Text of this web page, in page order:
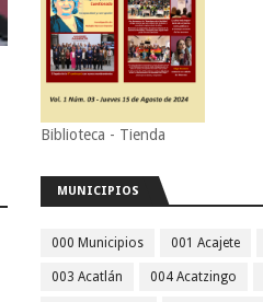
Biblioteca - Tienda
MUNICIPIOS
000 Municipios 001 Acajete
003 Acatlán 004 Acatzingo